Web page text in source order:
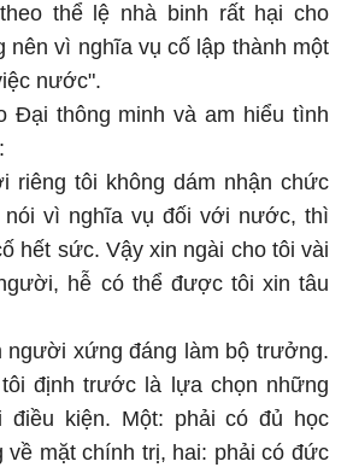
thể lệ nhà binh rất hại cho
nên vì nghĩa vụ cố lập thành một
nước".
Ðại thông minh và am hiểu tình
riêng tôi không dám nhận chức
nói vì nghĩa vụ đối với nước, thì
hết sức. Vậy xin ngài cho tôi vài
hễ có thể được tôi xin tâu
người xứng đáng làm bộ trưởng.
định trước là lựa chọn những
điều kiện. Một: phải có đủ học
mặt chính trị, hai: phải có đức